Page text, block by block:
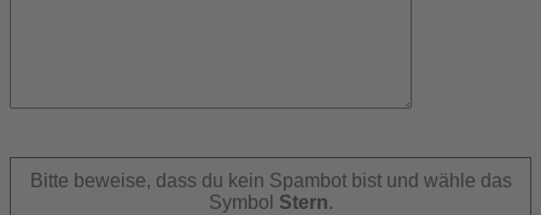
dieses
Bitte beweise, dass du kein Spambot bist und wähle das
Symbol Stern.